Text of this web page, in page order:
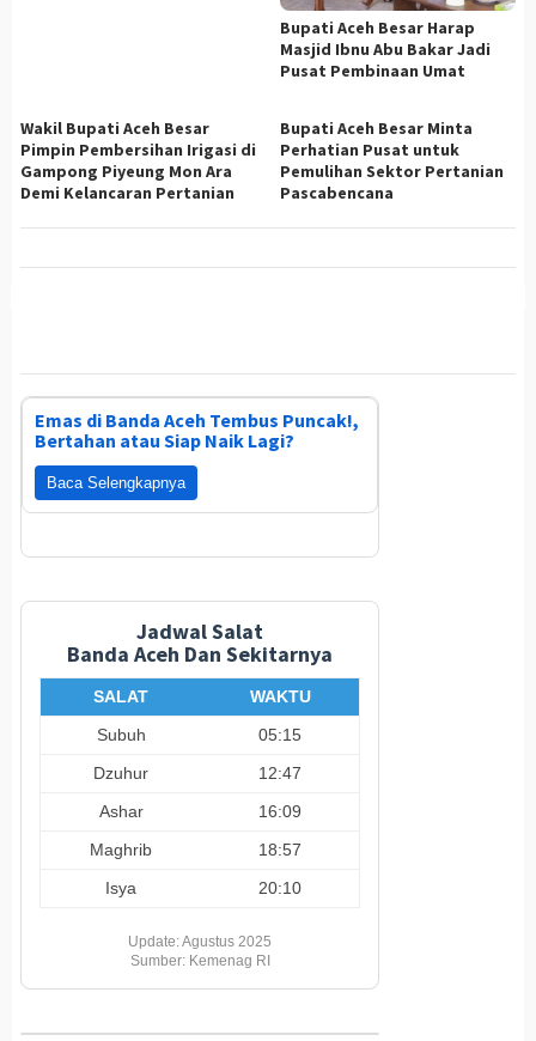
Bupati Aceh Besar Harap
Masjid Ibnu Abu Bakar Jadi
Pusat Pembinaan Umat
Wakil Bupati Aceh Besar
Pimpin Pembersihan Irigasi di
Gampong Piyeung Mon Ara
Demi Kelancaran Pertanian
Bupati Aceh Besar Minta
Perhatian Pusat untuk
Pemulihan Sektor Pertanian
Pascabencana
Emas di Banda Aceh Tembus Puncak!,
Bertahan atau Siap Naik Lagi?
Baca Selengkapnya
Jadwal Salat
Banda Aceh Dan Sekitarnya
SALAT
WAKTU
Subuh
05:15
Dzuhur
12:47
Ashar
16:09
Maghrib
18:57
Isya
20:10
Update: Agustus 2025
Sumber: Kemenag RI